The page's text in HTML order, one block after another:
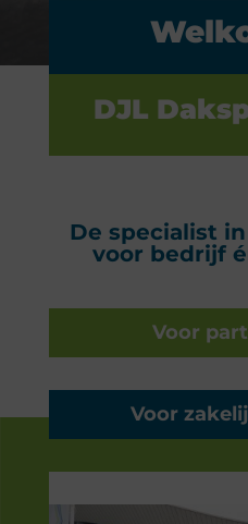
DJL
De specialist
voor bedrijf
Voor
Voor